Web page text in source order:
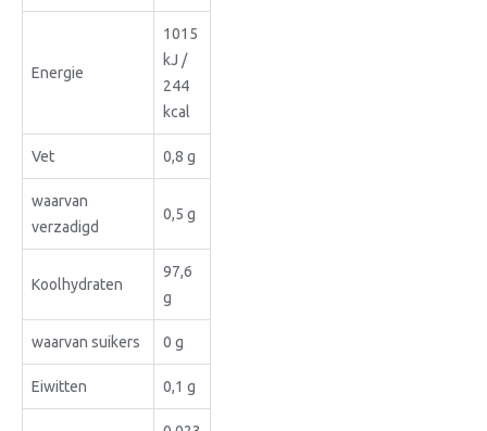
Energie
1015
kJ /
244
kcal
Vet 0,8 g
waarvan
verzadigd
0,5 g
Koolhydraten
97,6
g
waarvan suikers 0 g
Eiwitten 0,1 g